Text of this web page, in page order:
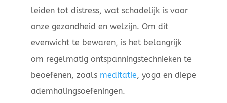
leiden tot distress, wat schadelijk is voor
onze gezondheid en welzijn. Om dit
evenwicht te bewaren, is het belangrijk
om regelmatig ontspanningstechnieken te
beoefenen, zoals meditatie, yoga en diepe
ademhalingsoefeningen.